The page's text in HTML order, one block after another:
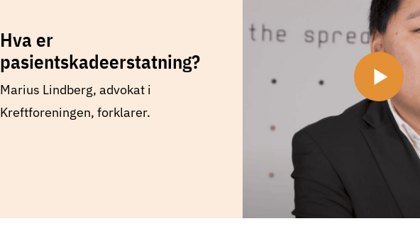
Hva er
pasientskadeerstatning?
Marius Lindberg, advokat i
Kreftforeningen, forklarer.